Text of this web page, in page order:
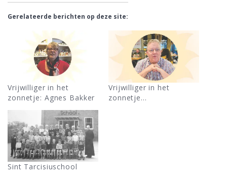
Gerelateerde berichten op deze site:
Vrijwilliger in het
zonnetje: Agnes Bakker
Vrijwilliger in het
zonnetje…
Sint Tarcisiuschool